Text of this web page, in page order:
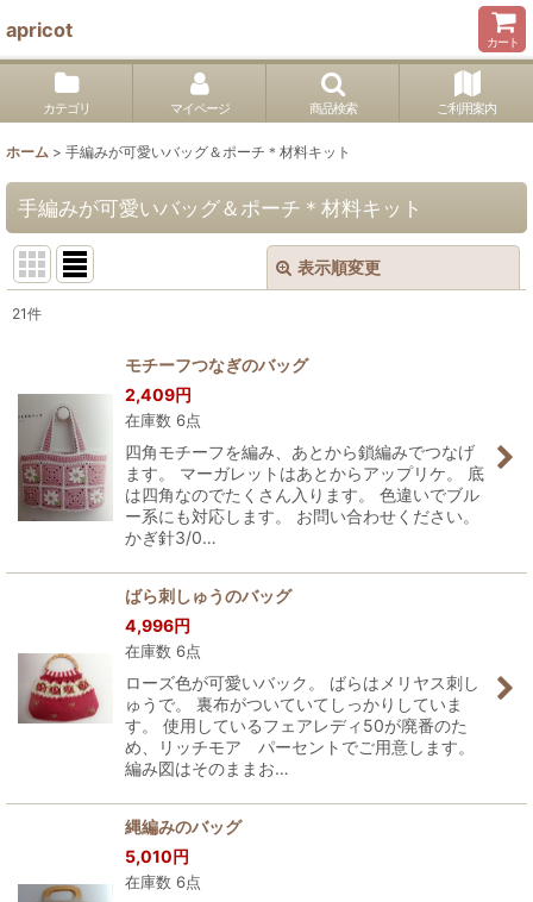
apricot
カート
カテゴリ マイページ 商品検索 ご利用案内
ホーム > 手編みが可愛いバッグ＆ポーチ＊材料キット
手編みが可愛いバッグ＆ポーチ＊材料キット
表示順変更
並び順
絞り込む
21件
モチーフつなぎのバッグ
2,409円
在庫数 6点
四角モチーフを編み、あとから鎖編みでつなげ
ます。 マーガレットはあとからアップリケ。 底
は四角なのでたくさん入ります。 色違いでブル
ー系にも対応します。 お問い合わせください。
かぎ針3/0…
ばら刺しゅうのバッグ
4,996円
在庫数 6点
ローズ色が可愛いバック。 ばらはメリヤス刺し
ゅうで。 裏布がついていてしっかりしていま
す。 使用しているフェアレディ50が廃番のた
め、リッチモア パーセントでご用意します。
編み図はそのままお…
縄編みのバッグ
5,010円
在庫数 6点